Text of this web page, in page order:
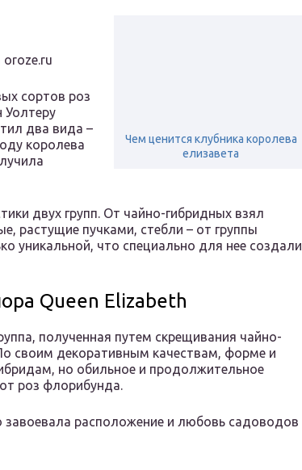
Чем ценится клубника королева
елизавета
oroze.ru
сортов роз
Уолтеру
два вида –
королева
двух групп. От чайно-гибридных взял
растущие пучками, стебли – от группы
уникальной, что специально для нее создали
Queen Elizabeth
полученная путем скрещивания чайно-
своим декоративным качествам, форме и
но обильное и продолжительное
роз флорибунда.
завоевала расположение и любовь садоводов